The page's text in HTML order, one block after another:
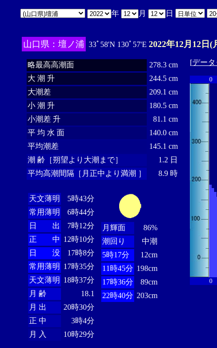
年 月 日
山口県：壇ノ浦 33ﾟ58'N 130ﾟ57'E 2022年12月12日(
略最高高潮面
278.3 cm
大 潮 升
244.5 cm
大潮差
209.1 cm
小 潮 升
180.5 cm
小潮差 升
81.1 cm
平 均 水 面
140.0 cm
平均潮差
145.1 cm
潮 齢［朔望より大潮まで］
1.2 日
平均高潮間隔［月正中より満潮 ］
8.9 時
天文薄明
5時43分
常用薄明
6時44分
日 出
7時12分
正 中 12時10分
日 没
17時8分
常用薄明 17時35分
天文薄明 18時37分
月 齢
18.1
月 出
20時30分
正 中
3時4分
月 入
10時29分
月輝面
86%
潮回り
中潮
5時17分
12cm
11時45分 198cm
17時36分
89cm
22時40分 203cm
[デー
0
0